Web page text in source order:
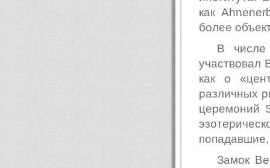
как
более
В числе
участвовал
как о
различных
церемоний
Замок